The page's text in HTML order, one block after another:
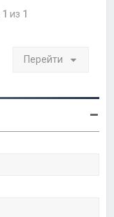
у
1 из 1
Перейти